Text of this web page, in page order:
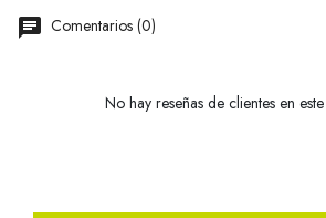
Comentarios (0)
No hay reseñas de clientes en